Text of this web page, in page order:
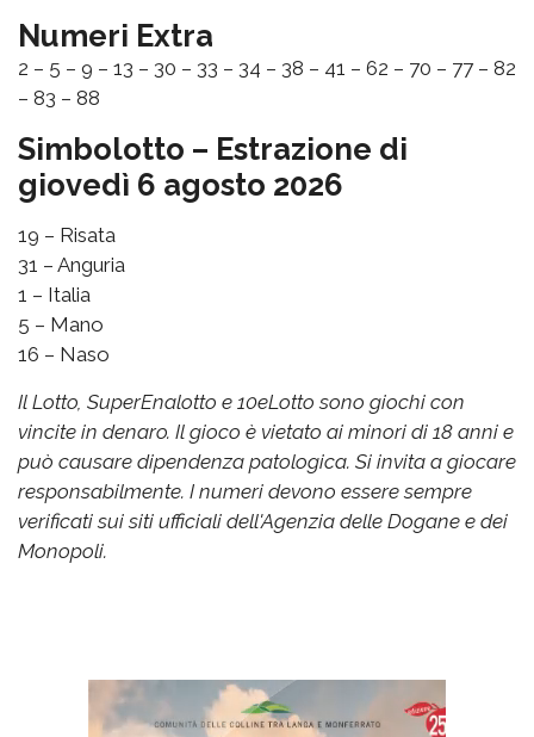
Numeri Extra
2 – 5 – 9 – 13 – 30 – 33 – 34 – 38 – 41 – 62 – 70 – 77 – 82
– 83 – 88
Simbolotto – Estrazione di
giovedì 6 agosto 2026
19 – Risata
31 – Anguria
1 – Italia
5 – Mano
16 – Naso
Il Lotto, SuperEnalotto e 10eLotto sono giochi con
vincite in denaro. Il gioco è vietato ai minori di 18 anni e
può causare dipendenza patologica. Si invita a giocare
responsabilmente. I numeri devono essere sempre
verificati sui siti ufficiali dell'Agenzia delle Dogane e dei
Monopoli.